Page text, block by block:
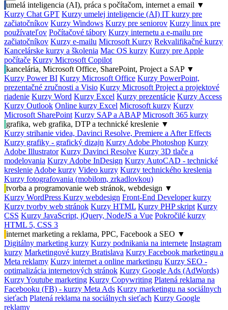
umelá inteligencia (AI), práca s počítačom, internet a email ▼
Kurzy Chat GPT Kurzy umelej inteligencie (AI) IT kurzy pre
začiatočníkov Kurzy Windows Kurzy pre seniorov Kurzy linux pre
používateľov Počítačové tábory Kurzy internetu a e-mailu pre
začiatočníkov Kurzy e-mailu Microsoft Kurzy Rekvalifikačné kurzy
Kancelárske kurzy a školenia Mac OS kurzy Kurzy pre Apple
počítače Kurzy Microsoft Copilot
kancelária, Microsoft Office, SharePoint, Project a SAP ▼
Kurzy Power BI Kurzy Microsoft Office Kurzy PowerPoint,
prezentačné zručnosti a Visio Kurzy Microsoft Project a projektové
riadenie Kurzy Word Kurzy Excel Kurzy prezentácie Kurzy Access
Kurzy Outlook Online kurzy Excel Microsoft kurzy Kurzy
Microsoft SharePoint Kurzy SAP a ABAP Microsoft 365 kurzy
grafika, web grafika, DTP a technické kreslenie ▼
Kurzy strihanie videa, Davinci Resolve, Premiere a After Effects
Kurzy grafiky - grafický dizajn Kurzy Adobe Photoshop Kurzy
Adobe Illustrator Kurzy Davinci Resolve Kurzy 3D tlače a
modelovania Kurzy Adobe InDesign Kurzy AutoCAD - technické
kreslenie Adobe kurzy Video kurzy Kurzy technického kreslenia
Kurzy fotografovania (mobilom, zrkadlovkou)
tvorba a programovanie web stránok, webdesign ▼
Kurzy WordPress Kurzy webdesign Front-End Developer kurzy
Kurzy tvorby web stránok Kurzy HTML Kurzy PHP skript Kurzy
CSS Kurzy JavaScript, jQuery, NodeJS a Vue Pokročilé kurzy
HTML 5, CSS 3
internet marketing a reklama, PPC, Facebook a SEO ▼
Digitálny marketing kurzy Kurzy podnikania na internete Instagram
kurzy Marketingové kurzy Bratislava Kurzy Facebook marketingu a
Meta reklamy Kurzy internet a online marketingu Kurzy SEO -
optimalizácia internetových stránok Kurzy Google Ads (AdWords)
Kurzy Youtube marketing Kurzy Copywriting Platená reklama na
Facebooku (FB) - kurzy Meta Ads Kurzy marketingu na sociálnych
sieťach Platená reklama na sociálnych sieťach Kurzy Google
reklamy